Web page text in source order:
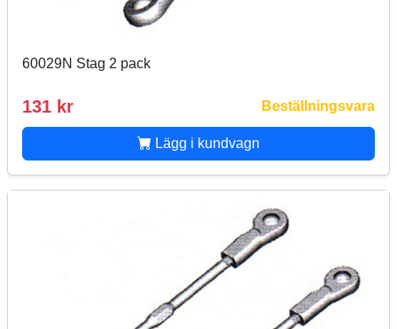
60029N Stag 2 pack
131 kr Beställningsvara
Lägg i kundvagn